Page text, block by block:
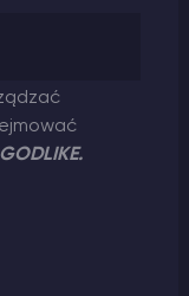
GODLIKE.